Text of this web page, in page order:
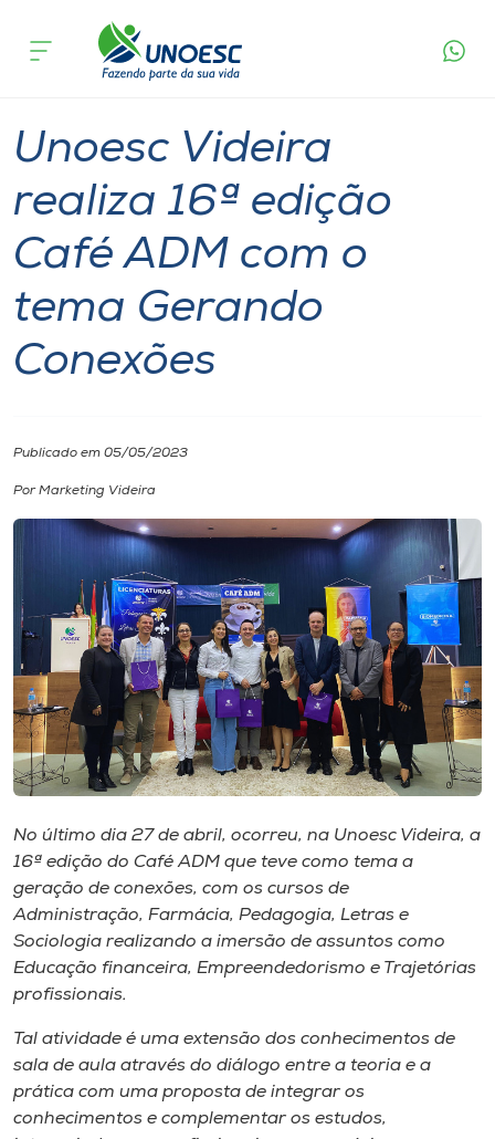
Cursos
Atendimento ao Estudante
Portal de Ensino
Internacionalização
Diplomados
Cultura
CPA
Editora
Rádio
Museu
Unoesc
Store
acontece
Geral
Unoesc Videira
realiza 16ª edição
Café ADM com o
tema Gerando
Conexões
Publicado em 05/05/2023
Por Marketing Videira
No último dia 27 de abril, ocorreu, na Unoesc Videira, a
16ª edição do Café ADM que teve como tema a
geração de conexões, com os cursos de
Administração, Farmácia, Pedagogia, Letras e
Sociologia realizando a imersão de assuntos como
Educação financeira, Empreendedorismo e Trajetórias
profissionais.
Tal atividade é uma extensão dos conhecimentos de
sala de aula através do diálogo entre a teoria e a
prática com uma proposta de integrar os
conhecimentos e complementar os estudos,